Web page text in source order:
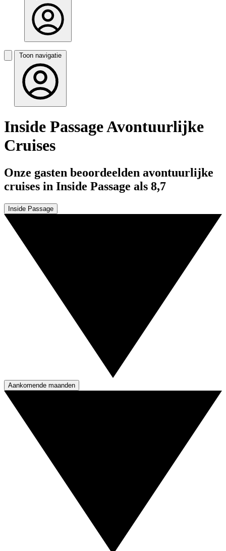
Toon navigatie
Inside Passage Avontuurlijke
Cruises
Onze gasten beoordeelden avontuurlijke
cruises in Inside Passage als 8,7
Inside Passage
Aankomende maanden